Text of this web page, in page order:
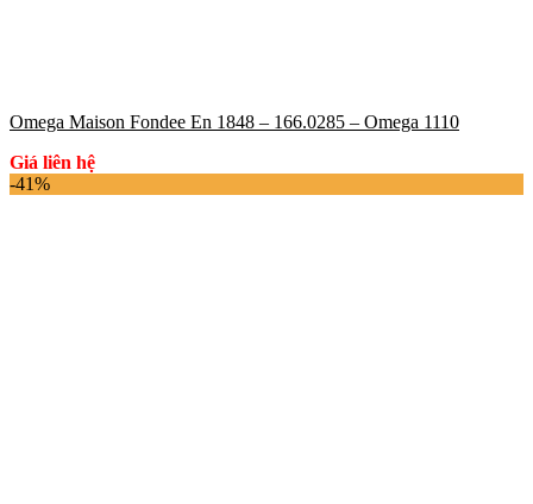
Omega Maison Fondee En 1848 – 166.0285 – Omega 1110
Giá liên hệ
-41%